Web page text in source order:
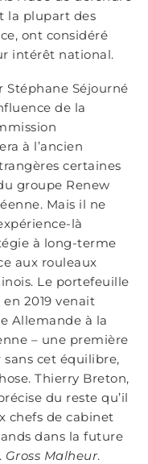
la plupart des
ont considéré
intérêt national.
Séjourné
de la
à l’ancien
certaines
groupe Renew
Mais il ne
là
à long-terme
aux rouleaux
Le portefeuille
2019 venait
Allemande à la
– une première
cet équilibre,
Thierry Breton,
du reste qu’il
chefs de cabinet
dans la future
Gross Malheur.